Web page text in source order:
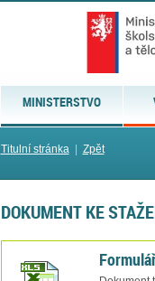
MINISTERSTVO
Titulní stránka| Zpět
DOKUMENT KE